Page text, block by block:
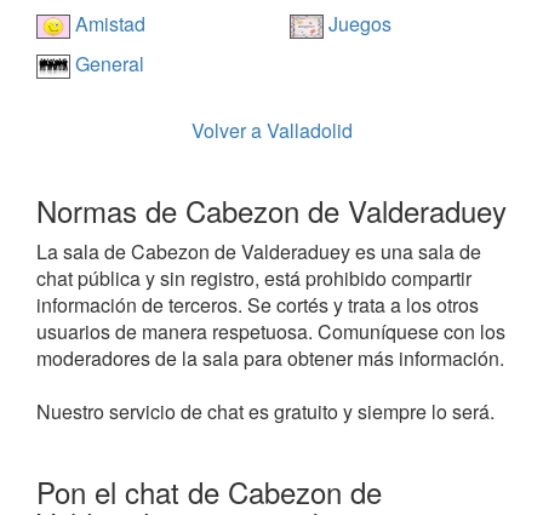
Amistad
Juegos
General
Volver a Valladolid
Normas de Cabezon de Valderaduey
La sala de Cabezon de Valderaduey es una sala de
chat pública y sin registro, está prohibido compartir
información de terceros. Se cortés y trata a los otros
usuarios de manera respetuosa. Comuníquese con los
moderadores de la sala para obtener más información.
Nuestro servicio de chat es gratuito y siempre lo será.
Pon el chat de Cabezon de